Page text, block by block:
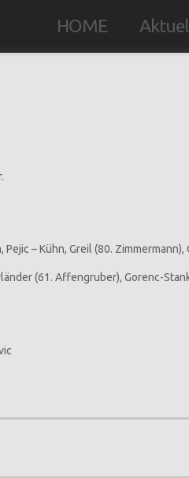
HOME
– Kühn, Greil (80.
(61. Affengruber), Gorenc-